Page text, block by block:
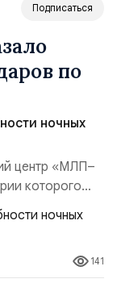
Подписаться
по
ночных
центр «МЛП–
которого
запуск с
г. Киев,
141